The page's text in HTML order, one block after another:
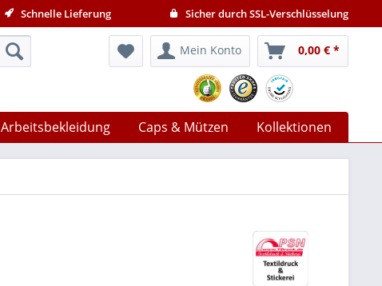
Schnelle Lieferung Sicher durch SSL-Verschlüsselung
Mein Konto 0,00 € *
Arbeitsbekleidung Caps & Mützen Kollektionen